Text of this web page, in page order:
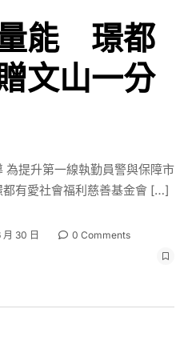
能 璟都
文山一分
為提升第一線執勤員警與保障市
有愛社會福利慈善基金會 […]
30 日
0 Comments